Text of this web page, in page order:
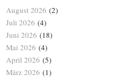
August 2026 (2)
Juli 2026 (4)
Juni 2026 (18)
Mai 2026 (4)
April 2026 (5)
März 2026 (1)